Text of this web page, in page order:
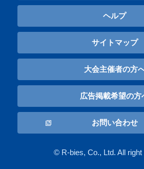
ヘルプ
サイトマップ
大会主催者の方
広告掲載希望の方
お問い合わせ
© R-bies, Co., Ltd. All right